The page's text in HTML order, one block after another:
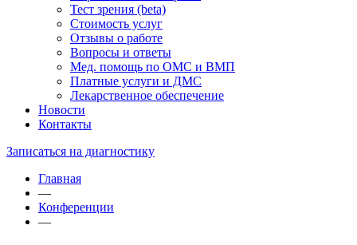
Тест зрения (beta)
Стоимость услуг
Отзывы о работе
Вопросы и ответы
Мед. помощь по ОМС и ВМП
Платные услуги и ДМС
Лекарственное обеспечение
Новости
Контакты
Записаться на диагностику
Главная
—
Конференции
—